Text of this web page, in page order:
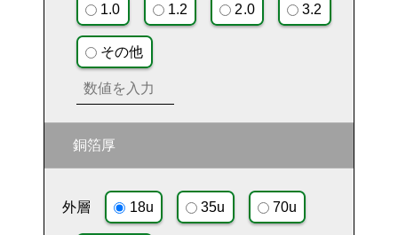
1.0 1.2 2.0 3.2
その他
銅箔厚
外層 18u 35u 70u